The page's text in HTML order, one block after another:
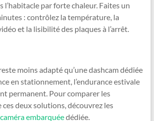
l’habitacle par forte chaleur. Faites un
: contrôlez la température, la
et la lisibilité des plaques à l’arrêt.
moins adapté qu’une dashcam dédiée
en stationnement, l’endurance estivale
permanent. Pour comparer les
deux solutions, découvrez les
embarquéedédiée.